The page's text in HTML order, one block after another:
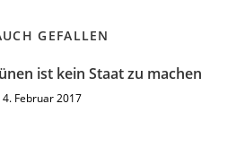
GEFALLEN
ist kein Staat zu machen
4. Februar 2017